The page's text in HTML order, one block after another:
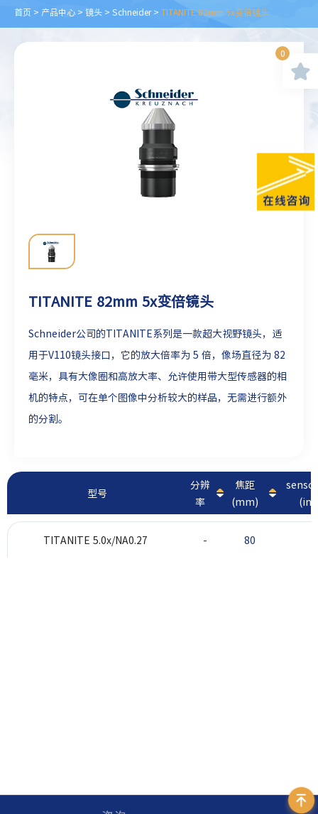
首页 > 产品中心 > 镜头 > Schneider > TITANITE 82mm 5x变倍镜头
TITANITE 82mm 5x变倍镜头
Schneider公司的TITANITE系列是一款超大视野镜头，适
用于V110镜头接口，它的放大倍率为 5 倍，像场直径为 82
毫米， 具有大像圈和高放大率、允许使用带大型传感器的相
机的特点，可在单个图像中分析较大的样品，无需进行额外
的分割。
型号
分辨
率
焦距
(mm)
TITANITE 5.0x/NA0.27 - 80
0